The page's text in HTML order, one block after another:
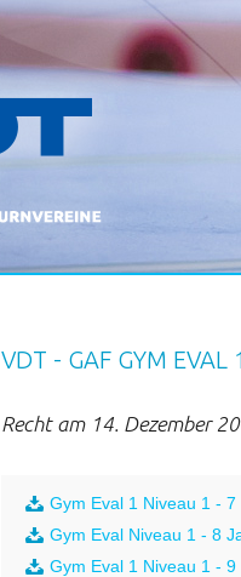
VDT - GAF GYM EVAL
Recht am 14. Dezember
Gym Eval 1 Niveau 1 -
Gym Eval Niveau 1 - 8
Gym Eval 1 Niveau 1 -